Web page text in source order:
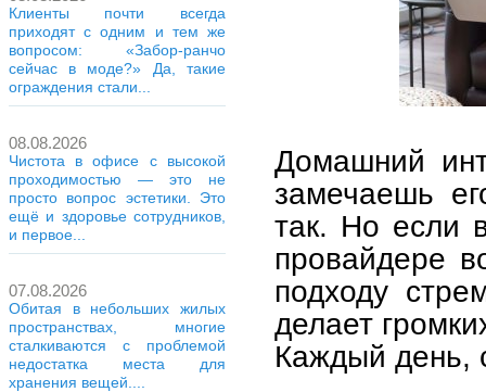
Клиенты почти всегда
приходят с одним и тем же
вопросом: «Забор-ранчо
сейчас в моде?» Да, такие
ограждения стали...
08.08.2026
Чистота в офисе с высокой
проходимостью — это не
просто вопрос эстетики. Это
ещё и здоровье сотрудников,
и первое...
07.08.2026
Обитая в небольших жилых
пространствах, многие
сталкиваются с проблемой
недостатка места для
хранения вещей....
Домашний
замечаешь
так. Но если
провайдере
подходу
делает
Каждый день,